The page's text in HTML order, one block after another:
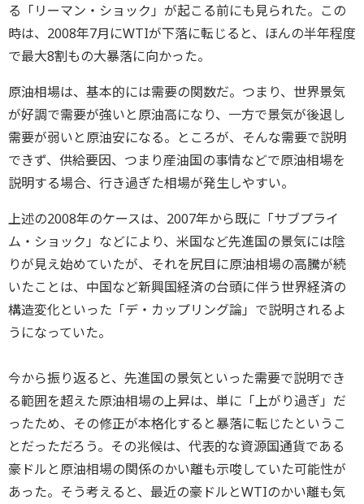
る「リーマン・ショック」が起こる前にも見られた。この
時は、2008年7月にWTIが下落に転じると、ほんの半年程度
で最大8割もの大暴落に向かった。
原油相場は、基本的には需要の関数だ。つまり、世界景気
が好調で需要が強いと原油高になり、一方で景気が後退し
需要が弱いと原油安になる。ところが、そんな需要で説明
できず、供給要因、つまり産油国の事情などで原油相場を
説明する場合、行き過ぎた相場が発生しやすい。
上述の2008年のケースは、2007年から既に「サブプライ
ム・ショック」などにより、米国など先進国の景気には陰
りが見え始めていたが、それを尻目に原油相場の高騰が続
いたことは、中国など新興国経済の台頭に伴う世界経済の
構造変化といった「デ・カップリング論」で説明されるよ
うになっていた。
今から振り返ると、先進国の景気といった需要で説明でき
る範囲を超えた原油相場の上昇は、単に「上がり過ぎ」だ
ったため、その修正が本格化すると暴落に転じたというこ
とだっただろう。その兆候は、代表的な資源国通貨である
豪ドルと原油相場の関係のかい離も示唆していた可能性が
あった。そう考えると、最近の豪ドルとWTIのかい離も気